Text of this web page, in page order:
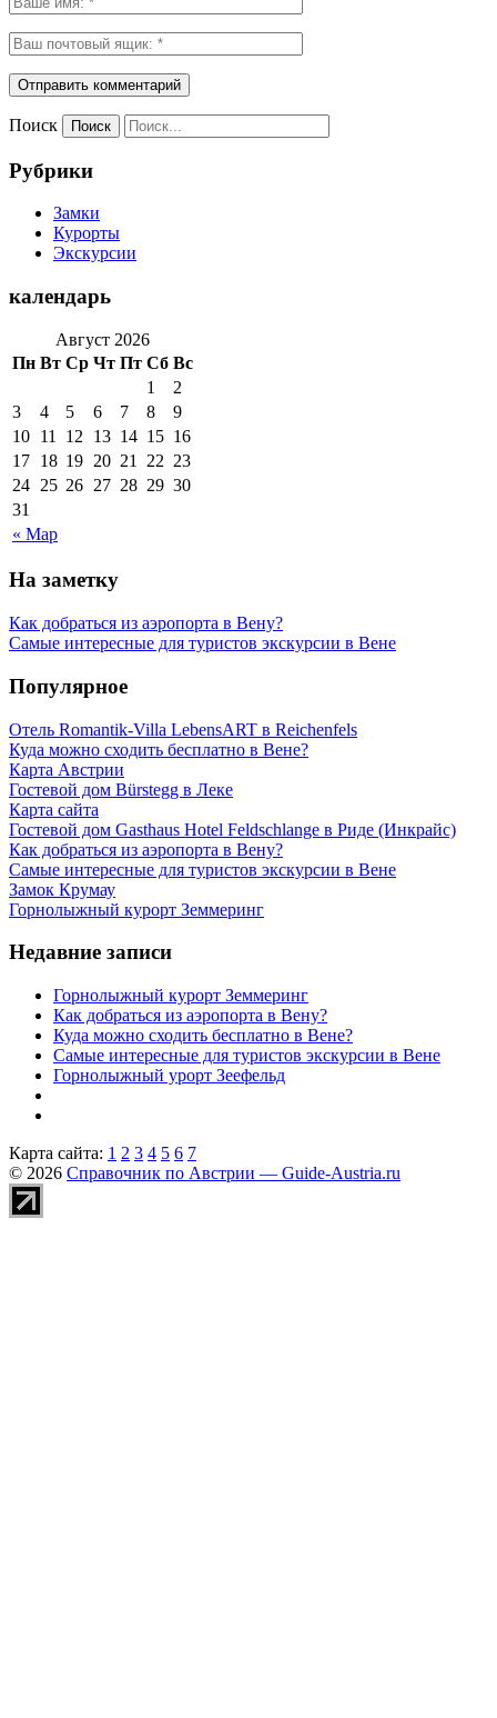
Поиск
Рубрики
Замки
Курорты
Экскурсии
календарь
Август 2026
Пн Вт Ср Чт Пт Сб Вс
« Мар
1
2
3
4 5 6 7 8
9
10 11 12 13 14 15 16
17 18 19 20 21 22 23
24 25 26 27 28 29 30
31
На заметку
Как добраться из аэропорта в Вену?
Самые интересные для туристов экскурсии в Вене
Популярное
Отель Romantik-Villa LebensART в Reichenfels
Куда можно сходить бесплатно в Вене?
Карта Австрии
Гостевой дом Bürstegg в Леке
Карта сайта
Гостевой дом Gasthaus Hotel Feldschlange в Риде (Инкрайс)
Как добраться из аэропорта в Вену?
Самые интересные для туристов экскурсии в Вене
Замок Крумау
Горнолыжный курорт Земмеринг
Недавние записи
Горнолыжный курорт Земмеринг
Как добраться из аэропорта в Вену?
Куда можно сходить бесплатно в Вене?
Самые интересные для туристов экскурсии в Вене
Горнолыжный урорт Зеефельд
Карта сайта: 1 2 3 4 5 6 7
© 2026 Справочник по Австрии — Guide-Austria.ru